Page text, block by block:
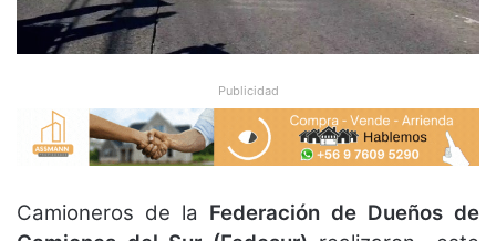
Publicidad
Camioneros de la Federación de Dueños de